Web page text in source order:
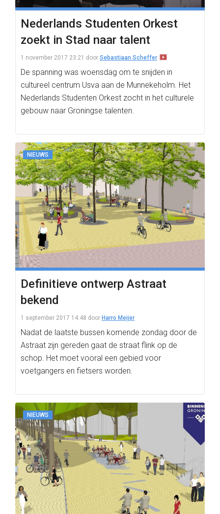
Nederlands Studenten Orkest
zoekt in Stad naar talent
1 november 2017 23:21 door Sebastiaan Scheffer
De spanning was woensdag om te snijden in
cultureel centrum Usva aan de Munnekeholm. Het
Nederlands Studenten Orkest zocht in het culturele
gebouw naar Groningse talenten.
NIEUWS
Definitieve ontwerp Astraat
bekend
1 september 2017 14:48 door Harro Meijer
Nadat de laatste bussen komende zondag door de
Astraat zijn gereden gaat de straat flink op de
schop. Het moet vooral een gebied voor
voetgangers en fietsers worden.
NIEUWS